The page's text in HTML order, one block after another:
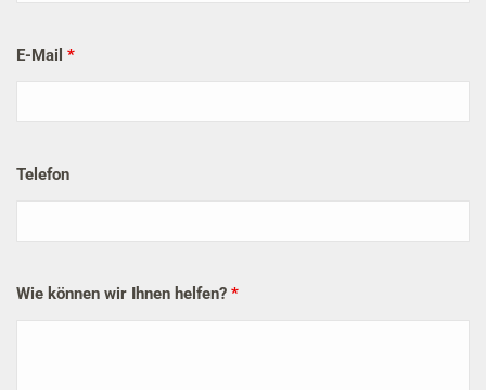
E-Mail *
Telefon
Wie können wir Ihnen helfen? *